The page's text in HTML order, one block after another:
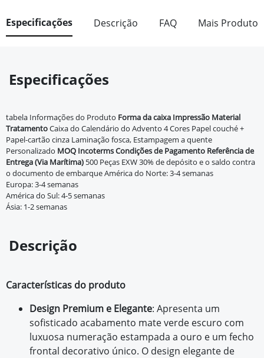
Especificações Descrição FAQ Mais Produto
Especificações
tabela Informações do Produto Forma da caixa Impressão Material
TratamentoCaixa do Calendário do Advento 4 Cores Papel couché +
Papel-cartão cinza Laminação fosca, Estampagem a quente
Personalizado MOQ IncotermsCondições de Pagamento Referência de
Entrega (Via Marítima) 500 Peças EXW 30% de depósito e o saldo contra
o documento de embarque América do Norte: 3-4 semanas
Europa: 3-4 semanas
América do Sul: 4-5 semanas
Ásia: 1-2 semanas
Descrição
Características do produto
Design Premium e Elegante: Apresenta um
sofisticado acabamento mate verde escuro com
luxuosa numeração estampada a ouro e um fecho
frontal decorativo único. O design elegante de